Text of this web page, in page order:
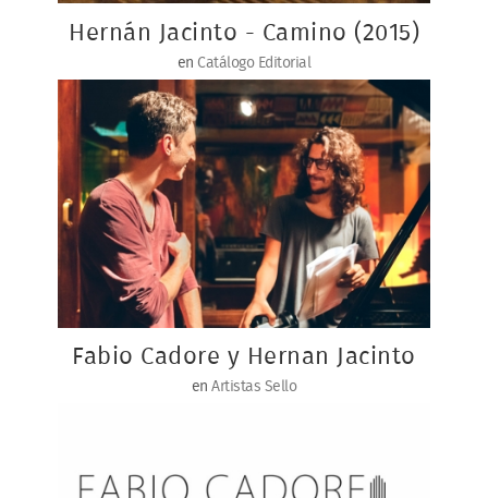
Hernán Jacinto - Camino (2015)
en Catálogo Editorial
Fabio Cadore y Hernan Jacinto
enArtistas Sello